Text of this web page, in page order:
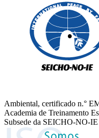
Ambiental, certificado n.°
Academia de Treinamento
Subsede da SEICHO-NO-